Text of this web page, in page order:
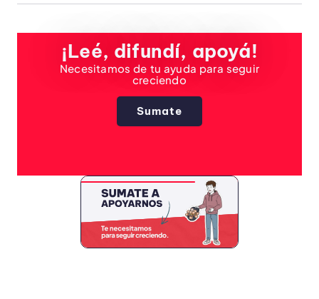
¡Leé, difundí, apoyá!
Necesitamos de tu ayuda para seguir
creciendo
Sumate